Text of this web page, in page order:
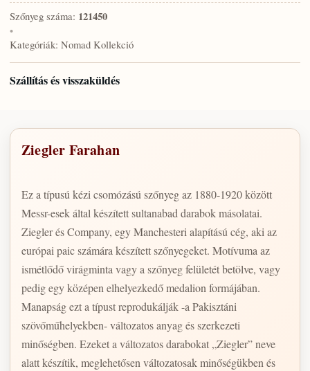
Szőnyeg száma: 121450
•
Kategóriák: Nomad Kollekció
Szállítás és visszaküldés
Ziegler Farahan
Ez a típusú kézi csomózású szőnyeg az 1880-1920 között
Messr-esek által készített sultanabad darabok másolatai.
Ziegler és Company, egy Manchesteri alapítású cég, aki az
európai paic számára készített szőnyegeket. Motívuma az
ismétlődő virágminta vagy a szőnyeg felületét betölve, vagy
pedig egy középen elhelyezkedő medalion formájában.
Manapság ezt a típust reprodukálják -a Pakisztáni
szövőműhelyekben- változatos anyag és szerkezeti
minőségben. Ezeket a változatos darabokat „Ziegler” neve
alatt készítik, meglehetősen változatosak minőségükben és